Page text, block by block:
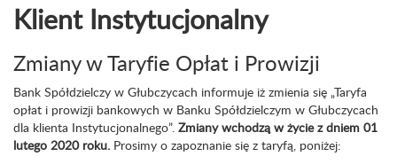
Klient Instytucjonalny
Zmiany w Taryfie Opłat i Prowizji
Bank Spółdzielczy w Głubczycach informuje iż zmienia się „Taryfa
opłat i prowizji bankowych w Banku Spółdzielczym w Głubczycach
dla klienta Instytucjonalnego”. Zmiany wchodzą w życie z dniem 01
lutego 2020 roku. Prosimy o zapoznanie się z taryfą, poniżej: